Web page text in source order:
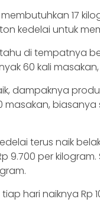
17
kedelai untuk
di tempatnya
60 kali
dampaknya
biasanya
terus naik
9.700 per
hari naiknya Rp